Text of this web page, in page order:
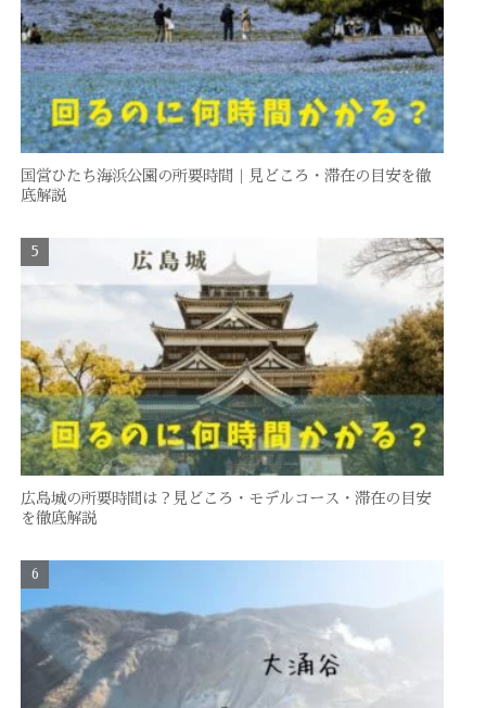
国営ひたち海浜公園の所要時間｜見どころ・滞在の目安を徹
底解説
広島城の所要時間は？見どころ・モデルコース・滞在の目安
を徹底解説